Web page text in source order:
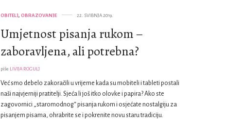
OBITELJ, OBRAZOVANJE 22. SVIBNJA 2019.
Umjetnost pisanja rukom –
zaboravljena, ali potrebna?
piše LIVIJA ROGULJ
Već smo debelo zakoračili u vrijeme kada su mobiteli i tableti postali
naši najvjerniji pratitelji. Sjeća li još itko olovke i papira? Ako ste
zagovornici „staromodnog“ pisanja rukom i osjećate nostalgiju za
pisanjem pisama, ohrabrite se i pokrenite novu staru tradiciju.